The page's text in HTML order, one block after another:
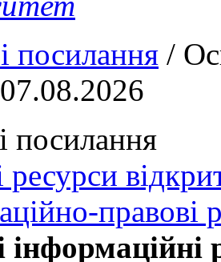
посилання /
посилання
ресурси
правові
інформаційні